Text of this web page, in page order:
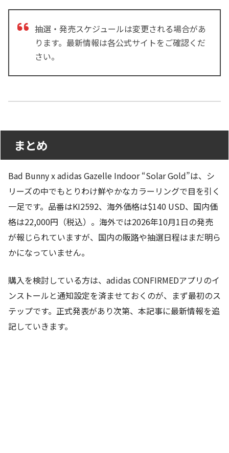
抽選・発売スケジュールは変更される場合があ
ります。最新情報は各公式サイトをご確認くだ
さい。
まとめ
Bad Bunny x adidas Gazelle Indoor “Solar Gold”は、シ
リーズの中でもとりわけ鮮やかなカラーリングで目を引く
一足です。品番はKI2592、海外価格は$140 USD、国内価
格は22,000円（税込）。海外では2026年10月1日の発売
が報じられていますが、国内の販路や抽選日程はまだ明ら
かになっていません。
購入を検討している方は、adidas CONFIRMEDアプリのイ
ンストールと通知設定を済ませておくのが、まず最初のス
テップです。正式発表があり次第、本記事に最新情報を追
記していきます。